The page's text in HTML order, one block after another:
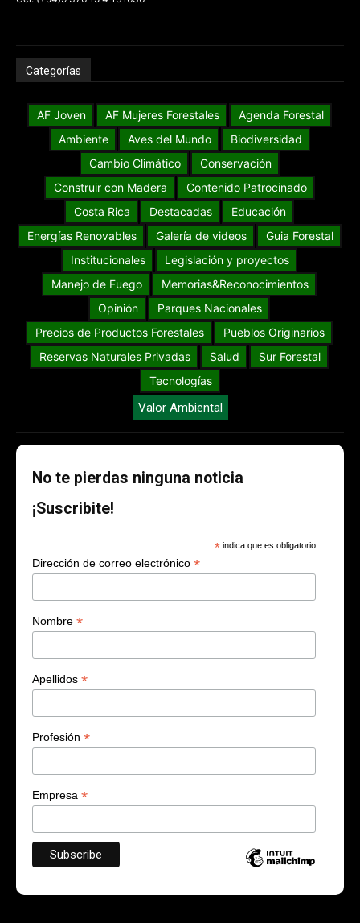
Categorías
AF Joven AF Mujeres Forestales
Agenda Forestal
Ambiente
Aves del Mundo
Biodiversidad
Cambio Climático
Conservación
Construir con Madera
Contenido Patrocinado
Costa Rica
Destacadas
Educación
Energías Renovables
Galería de videos
Guia Forestal
Institucionales
Legislación y proyectos
Manejo de Fuego
Memorias&Reconocimientos
Opinión
Parques Nacionales
Precios de Productos Forestales
Pueblos Originarios
Reservas Naturales Privadas
Salud
Sur Forestal
Tecnologías
Valor Ambiental
No te pierdas ninguna noticia
¡Suscribite!
* indica que es obligatorio
Dirección de correo electrónico *
Nombre *
Apellidos *
Profesión *
Empresa *